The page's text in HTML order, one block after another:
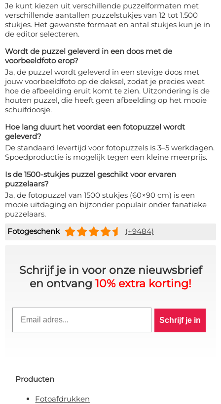
Je kunt kiezen uit verschillende puzzelformaten met
verschillende aantallen puzzelstukjes van 12 tot 1.500
stukjes. Het gewenste formaat en antal stukjes kun je in
de editor selecteren.
Wordt de puzzel geleverd in een doos met de
voorbeeldfoto erop?
Ja, de puzzel wordt geleverd in een stevige doos met
jouw voorbeeldfoto op de deksel, zodat je precies weet
hoe de afbeelding eruit komt te zien. Uitzondering is de
houten puzzel, die heeft geen afbeelding op het mooie
schuifdoosje.
Hoe lang duurt het voordat een fotopuzzel wordt
geleverd?
De standaard levertijd voor fotopuzzels is 3–5 werkdagen.
Spoedproductie is mogelijk tegen een kleine meerprijs.
Is de 1500-stukjes puzzel geschikt voor ervaren
puzzelaars?
Ja, de fotopuzzel van 1500 stukjes (60×90 cm) is een
mooie uitdaging en bijzonder populair onder fanatieke
puzzelaars.
Fotogeschenk
(+9484)
Schrijf je in voor onze nieuwsbrief
en ontvang 10% extra korting!
Schrijf je in
Producten
Fotoafdrukken